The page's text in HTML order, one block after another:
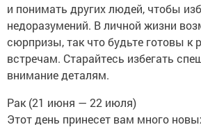
и понимать других людей, чтобы
недоразумений. В личной жизни
сюрпризы, так что будьте готовы к
встречам. Старайтесь избегать
внимание деталям.
Рак (21 июня — 22 июля)
Этот день принесет вам много